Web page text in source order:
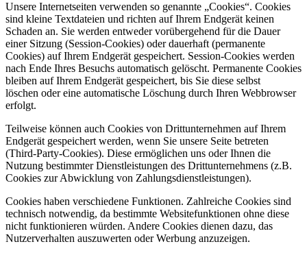
Unsere Internetseiten verwenden so genannte „Cookies“. Cookies
sind kleine Textdateien und richten auf Ihrem Endgerät keinen
Schaden an. Sie werden entweder vorübergehend für die Dauer
einer Sitzung (Session-Cookies) oder dauerhaft (permanente
Cookies) auf Ihrem Endgerät gespeichert. Session-Cookies werden
nach Ende Ihres Besuchs automatisch gelöscht. Permanente Cookies
bleiben auf Ihrem Endgerät gespeichert, bis Sie diese selbst
löschen oder eine automatische Löschung durch Ihren Webbrowser
erfolgt.
Teilweise können auch Cookies von Drittunternehmen auf Ihrem
Endgerät gespeichert werden, wenn Sie unsere Seite betreten
(Third-Party-Cookies). Diese ermöglichen uns oder Ihnen die
Nutzung bestimmter Dienstleistungen des Drittunternehmens (z.B.
Cookies zur Abwicklung von Zahlungsdienstleistungen).
Cookies haben verschiedene Funktionen. Zahlreiche Cookies sind
technisch notwendig, da bestimmte Websitefunktionen ohne diese
nicht funktionieren würden. Andere Cookies dienen dazu, das
Nutzerverhalten auszuwerten oder Werbung anzuzeigen.